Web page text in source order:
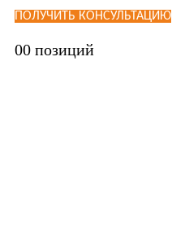
ПОЛУЧИТЬ КОНСУЛЬТАЦИЮ
00 позиций